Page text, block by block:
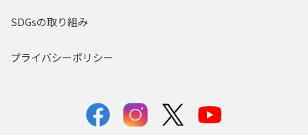
SDGsの取り組み
プライバシーポリシー